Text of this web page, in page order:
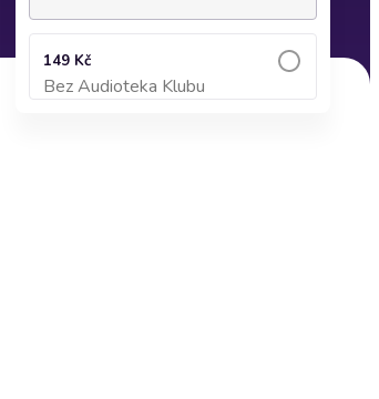
149 Kč
Bez Audioteka Klubu
Přidat do košíku